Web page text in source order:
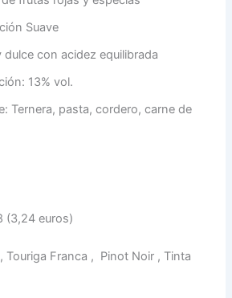
Suave​
dulce con acidez equilibrada​
13% vol.​
Ternera, pasta, cordero, carne de
(3,24 euros)
Touriga Franca , Pinot Noir , Tinta